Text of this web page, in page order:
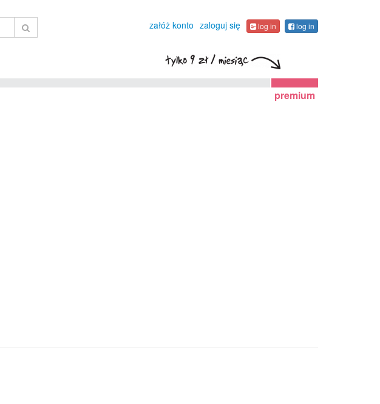
załóż konto zaloguj się log in log in
premium